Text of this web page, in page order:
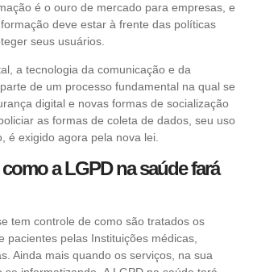
é o ouro de mercado para empresas, e
deve estar à frente das políticas
seus usuários.
a tecnologia da comunicação e da
de um processo fundamental na qual se
digital e novas formas de socialização
as formas de coleta de dados, seu uso
é exigido agora pela nova lei.
a LGPD na saúde fará
tem controle de como são tratados os
pacientes pelas Instituições médicas,
Ainda mais quando os serviços, na sua